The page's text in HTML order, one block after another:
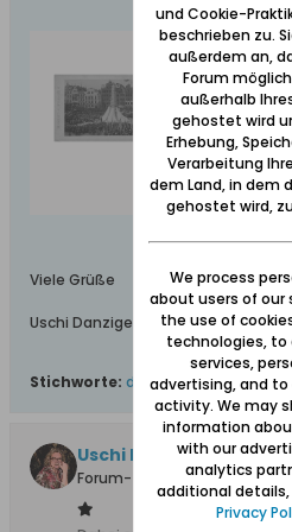
Był
okolic", którzy
prowadzonych
po 42 latach od
Viele Grüße
Uschi Danziger
Stichworte: denkmal,
Uschi Danziger
Forum-Teilnehmer
und Cookie-
beschrieben zu.
außerdem an,
Forum
außerhalb
gehostet wird
Erhebung,
Verarbeitung
dem Land, in dem
gehostet wird,
We process
about users of our
the use of
technologies, to
services,
advertising, and
activity. We may
information
with our
analytics
additional
Privacy